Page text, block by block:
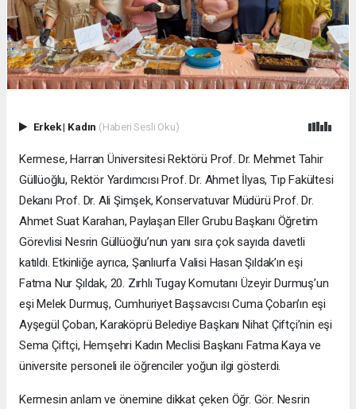
Erkek| Kadın (Haberi Sesli Oku)
Kermese, Harran Üniversitesi Rektörü Prof. Dr. Mehmet Tahir
Güllüoğlu, Rektör Yardımcısı Prof. Dr. Ahmet İlyas, Tıp Fakültesi
Dekanı Prof. Dr. Ali Şimşek, Konservatuvar Müdürü Prof. Dr.
Ahmet Suat Karahan, Paylaşan Eller Grubu Başkanı Öğretim
Görevlisi Nesrin Güllüoğlu’nun yanı sıra çok sayıda davetli
katıldı. Etkinliğe ayrıca, Şanlıurfa Valisi Hasan Şıldak’ın eşi
Fatma Nur Şıldak, 20. Zırhlı Tugay Komutanı Üzeyir Durmuş’un
eşi Melek Durmuş, Cumhuriyet Başsavcısı Cuma Çoban’ın eşi
Ayşegül Çoban, Karaköprü Belediye Başkanı Nihat Çiftçi’nin eşi
Sema Çiftçi, Hemşehri Kadın Meclisi Başkanı Fatma Kaya ve
üniversite personeli ile öğrenciler yoğun ilgi gösterdi.
Kermesin anlam ve önemine dikkat çeken Öğr. Gör. Nesrin